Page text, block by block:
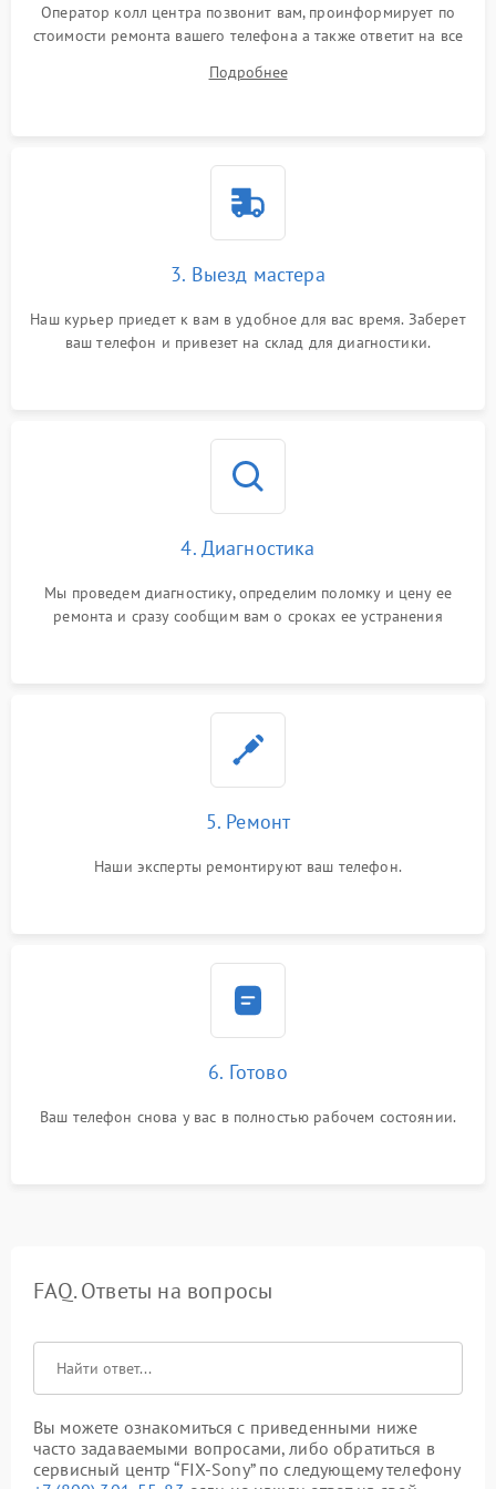
Оператор колл центра позвонит вам, проинформирует по
стоимости ремонта вашего телефона а также ответит на все
Подробнее
3. Выезд мастера
Наш курьер приедет к вам в удобное для вас время. Заберет
ваш телефон и привезет на склад для диагностики.
4. Диагностика
Мы проведем диагностику, определим поломку и цену ее
ремонта и сразу сообщим вам о сроках ее устранения
5. Ремонт
Наши эксперты ремонтируют ваш телефон.
6. Готово
Ваш телефон снова у вас в полностью рабочем состоянии.
FAQ. Ответы на вопросы
Вы можете ознакомиться с приведенными ниже
часто задаваемыми вопросами, либо обратиться в
сервисный центр “FIX-Sony” по следующему телефону